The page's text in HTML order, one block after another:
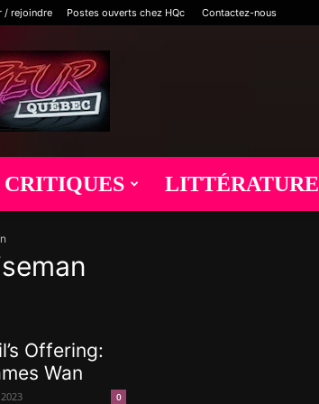
/ rejoindre Postes ouverts chez HQc Contactez-nous
CRITIQUES LITTÉRATURE
Offering:
Wan
0